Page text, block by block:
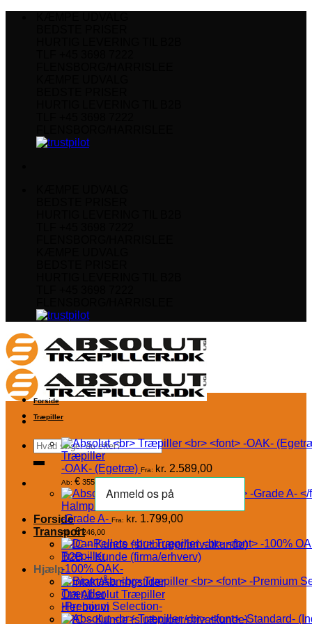
Søg
efter:
Forside
Transport
B2C – Kunde (slutbruger/privatkunde)
B2B – Kunde (firma/erhverv)
Hjælp
Kontakt/Åbningstider
Om Absolut Træpiller
Her bor vi
B2C – Kunde (slutbruger/privatkunde)
Forside
Træpiller
Træpiller
-OAK- (Egetræ) Fra: kr. 2.589,00
Ab: € 355,00
Halmpiller
-Grade A- Fra: kr. 1.799,00
Ab:€246,00
Træpiller
-100% OAK-
Træpiller
-Premium Selection-